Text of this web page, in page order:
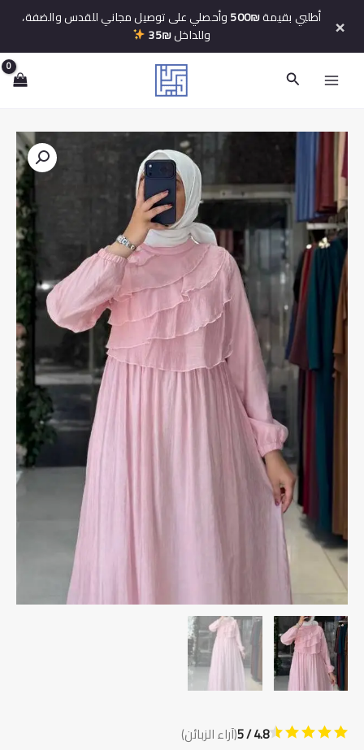
أطلبي بقيمة500₪وأحصلي على توصيل مجاني للقدس والضفة،
وللداخل35₪ ×
البحث
4.8 / 5 (آراء الزبائن)